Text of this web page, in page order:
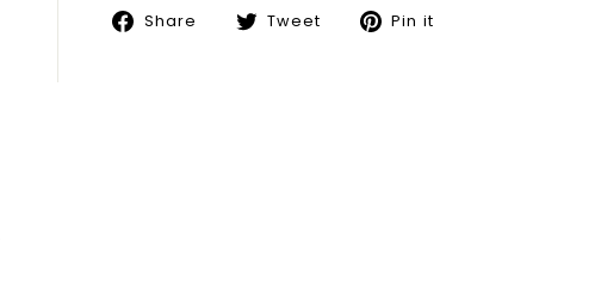
Share
ShareTweet
TweetPin it